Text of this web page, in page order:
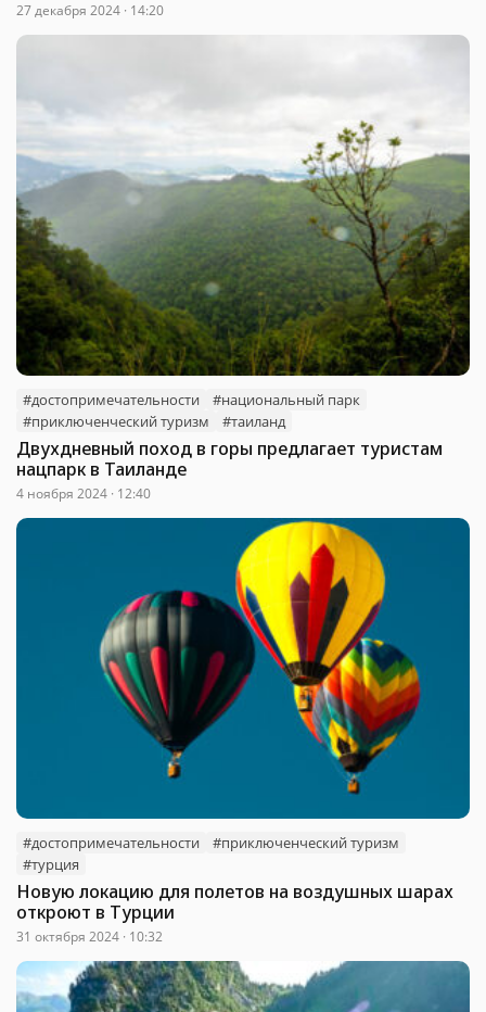
27 декабря 2024 · 14:20
#достопримечательности
#национальный парк
#приключенческий туризм
#таиланд
Двухдневный поход в горы предлагает туристам
нацпарк в Таиланде
4 ноября 2024 · 12:40
#достопримечательности
#приключенческий туризм
#турция
Новую локацию для полетов на воздушных шарах
откроют в Турции
31 октября 2024 · 10:32